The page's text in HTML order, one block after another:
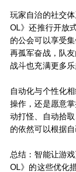
玩家自治的社交
OL》还推行开放
的公会可以享受
再孤军奋战，队
战斗也充满更多乐
自动化与个性化
操作，还是愿意
动打怪、自动拾
的依然可以根据
总结：智能让游
OL》的这些优化